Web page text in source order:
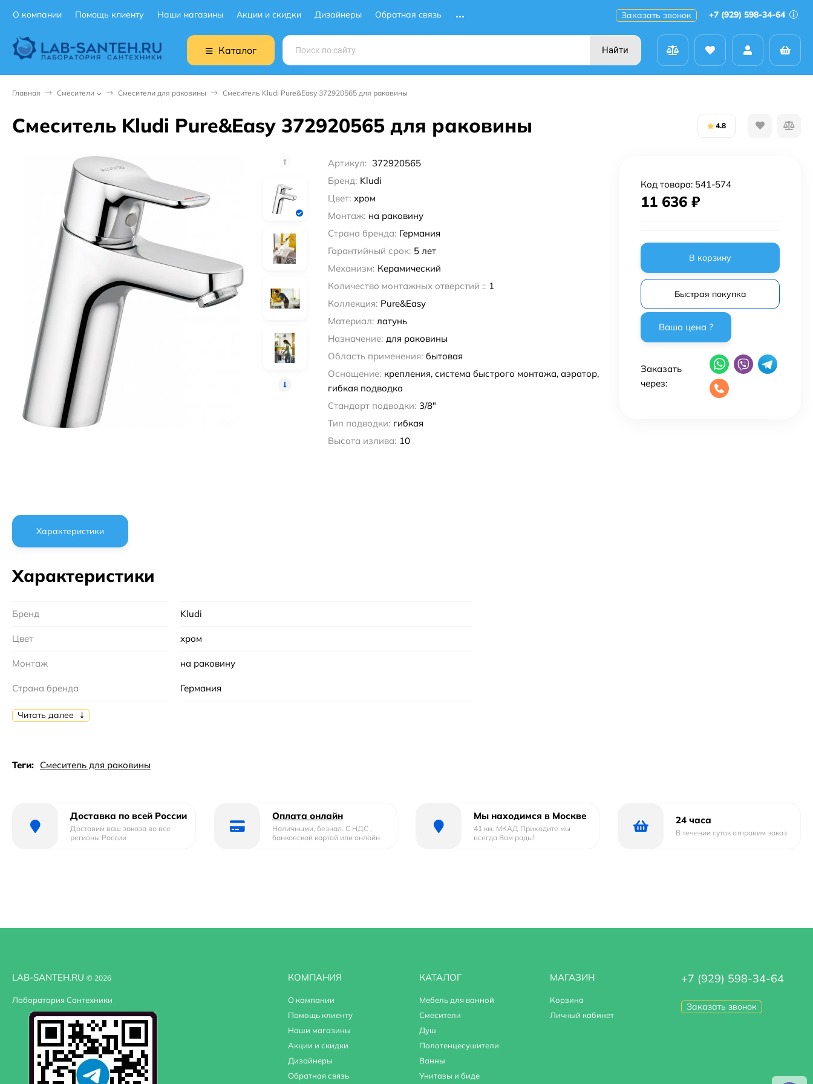
О компании Помощь клиенту Наши магазины Акции и скидки Дизайнеры Обратная связь Заказать звонок +7 (929) 598-34-64
Каталог Найти
Главная Смесители Смесители для раковины Смеситель Kludi Pure&Easy 372920565 для раковины
Смеситель Kludi Pure&Easy 372920565 для раковины 4.8
Артикул: 372920565
Бренд: Kludi
Цвет: хром
Монтаж: на раковину
Страна бренда: Германия
Гарантийный срок: 5 лет
Механизм: Керамический
Количество монтажных отверстий :: 1
Коллекция: Pure&Easy
Материал: латунь
Назначение: для раковины
Область применения: бытовая
Оснащение: крепления, система быстрого монтажа, аэратор,
гибкая подводка
Стандарт подводки: 3/8"
Тип подводки: гибкая
Высота излива: 10
Код товара: 541-574
11 636 ₽
В корзину
Быстрая покупка
Заказать
через:
Характеристики
Характеристики
Бренд Kludi
Цвет хром
Монтаж на раковину
Страна бренда Германия
Гарантийный срок
Количество монтажных отверстий :
латунь
Читать далее
Теги: Смеситель для раковины
Доставка по всей России
Доставим ваш заказа во все
регионы России
Оплата онлайн
Наличными, безнал. С НДС ,
банковской картой или онлайн
Мы находимся в Москве
41 км. МКАД Приходите мы
всегда Вам рады!
24 часа
В течении суток отправим заказ
LAB-SANTEH.RU © 2026
Лаборатория Сантехники
КОМПАНИЯ
О компании
Помощь клиенту
Наши магазины
Акции и скидки
Дизайнеры
Обратная связь
КАТАЛОГ
Мебель для ванной
Смесители
Душ
Полотенцесушители
Ванны
Унитазы и биде
МАГАЗИН
Корзина
Личный кабинет
+7 (929) 598-34-64
Заказать звонок